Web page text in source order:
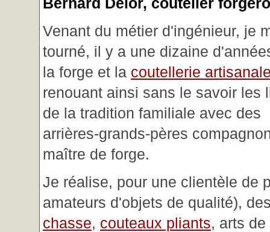
Venant du métier d'ingénieur, je
tourné, il y a une dizaine
la forge et la coutellerie
renouant ainsi sans le savoir les
de la tradition familiale avec des
arrières-grands-pères
maître de forge.
Je réalise, pour une clientèle de
amateurs d'objets de qualité),
chasse, couteaux pliants, arts